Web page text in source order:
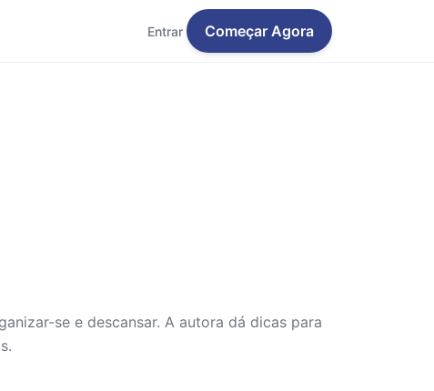
Entrar Começar Agora
se e descansar. A autora dá dicas para